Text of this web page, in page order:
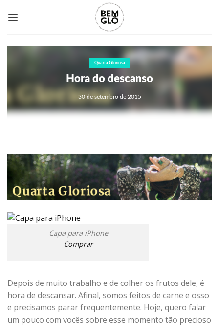
Quarta Gloriosa
Hora do descanso
30 de setembro de 2015
Capa para iPhone
Comprar
Depois de muito trabalho e de colher os frutos dele, é
hora de descansar. Afinal, somos feitos de carne e osso
e precisamos parar frequentemente. Hoje, quero falar
um pouco com vocês sobre esse momento tão precioso